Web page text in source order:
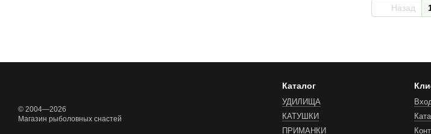
Назад
© 2004—2026
Магазин рыболовных снастей
Каталог
УДИЛИЩА
КАТУШКИ
ПРИМАНКИ